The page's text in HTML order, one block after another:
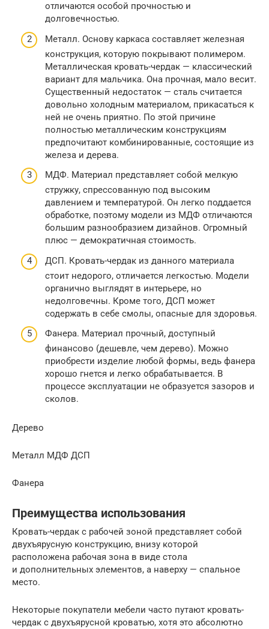
отличаются особой прочностью и
долговечностью.
Металл. Основу каркаса составляет железная
конструкция, которую покрывают полимером.
Металлическая кровать-чердак — классический
вариант для мальчика. Она прочная, мало весит.
Существенный недостаток — сталь считается
довольно холодным материалом, прикасаться к
ней не очень приятно. По этой причине
полностью металлическим конструкциям
предпочитают комбинированные, состоящие из
железа и дерева.
МДФ. Материал представляет собой мелкую
стружку, спрессованную под высоким
давлением и температурой. Он легко поддается
обработке, поэтому модели из МДФ отличаются
большим разнообразием дизайнов. Огромный
плюс — демократичная стоимость.
ДСП. Кровать-чердак из данного материала
стоит недорого, отличается легкостью. Модели
органично выглядят в интерьере, но
недолговечны. Кроме того, ДСП может
содержать в себе смолы, опасные для здоровья.
Фанера. Материал прочный, доступный
финансово (дешевле, чем дерево). Можно
приобрести изделие любой формы, ведь фанера
хорошо гнется и легко обрабатывается. В
процессе эксплуатации не образуется зазоров и
сколов.
Дерево
Металл МДФ ДСП
Фанера
Преимущества использования
Кровать-чердак с рабочей зоной представляет собой
двухъярусную конструкцию, внизу которой
расположена рабочая зона в виде стола
и дополнительных элементов, а наверху — спальное
место.
Некоторые покупатели мебели часто путают кровать-
чердак с двухъярусной кроватью, хотя это абсолютно